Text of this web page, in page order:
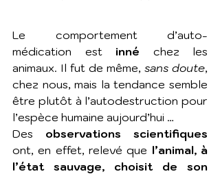
Le comportement d’auto-
médication est inné chez les
animaux. Il fut de même, sans doute,
chez nous, mais la tendance semble
être plutôt à l’autodestruction pour
l’espèce humaine aujourd’hui …
Des observations scientifiques
ont, en effet, relevé que l’animal, à
l’état sauvage, choisit de son